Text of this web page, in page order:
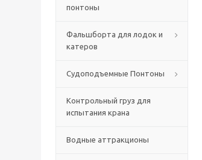
понтоны
Фальшборта для лодок и
катеров
Судоподъемные Понтоны
Контрольный груз для
испытания крана
Водные аттракционы